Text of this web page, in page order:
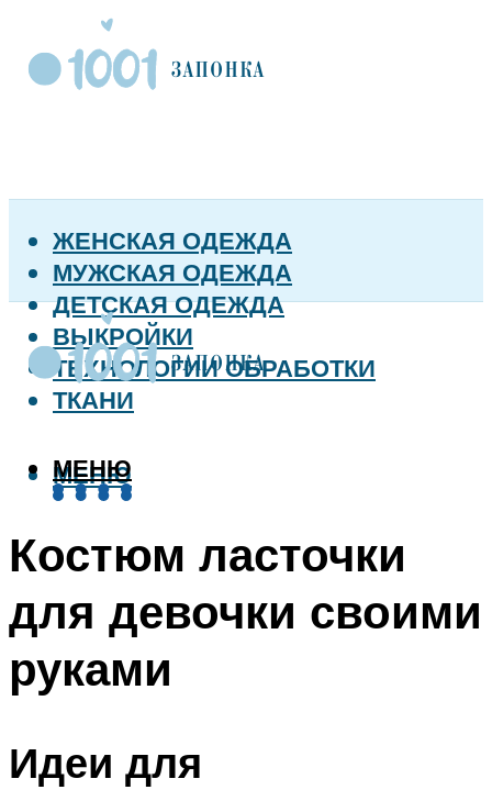
ЖЕНСКАЯ ОДЕЖДА
МУЖСКАЯ ОДЕЖДА
ДЕТСКАЯ ОДЕЖДА
ВЫКРОЙКИ
ТЕХНОЛОГИИ ОБРАБОТКИ
ТКАНИ
МЕНЮ
МЕНЮ
Костюм ласточки
для девочки своими
руками
Идеи для